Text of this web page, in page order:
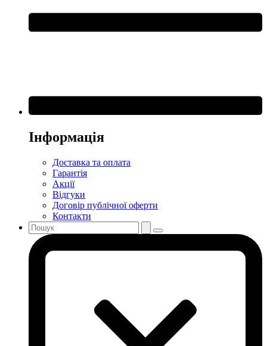
Інформація
Доставка та оплата
Гарантія
Акції
Відгуки
Договір публічної оферти
Контакти